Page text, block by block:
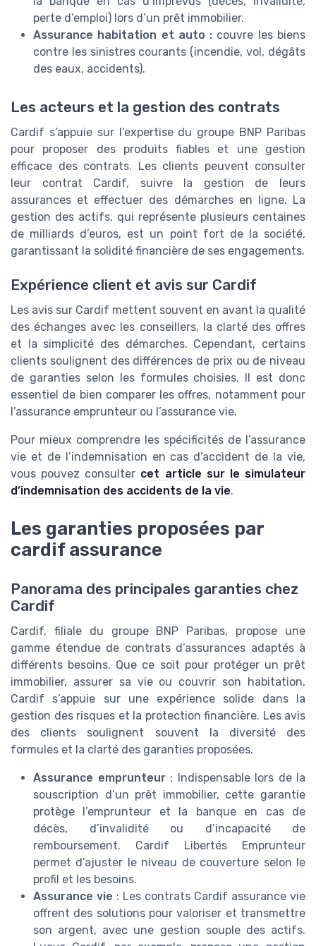
perte d’emploi) lors d’un prêt immobilier.
Assurance habitation et auto : couvre les biens
contre les sinistres courants (incendie, vol, dégâts
des eaux, accidents).
Les acteurs et la gestion des contrats
Cardif s’appuie sur l’expertise du groupe BNP Paribas
pour proposer des produits fiables et une gestion
efficace des contrats. Les clients peuvent consulter
leur contrat Cardif, suivre la gestion de leurs
assurances et effectuer des démarches en ligne. La
gestion des actifs, qui représente plusieurs centaines
de milliards d’euros, est un point fort de la société,
garantissant la solidité financière de ses engagements.
Expérience client et avis sur Cardif
Les avis sur Cardif mettent souvent en avant la qualité
des échanges avec les conseillers, la clarté des offres
et la simplicité des démarches. Cependant, certains
clients soulignent des différences de prix ou de niveau
de garanties selon les formules choisies. Il est donc
essentiel de bien comparer les offres, notamment pour
l’assurance emprunteur ou l’assurance vie.
Pour mieux comprendre les spécificités de l’assurance
vie et de l’indemnisation en cas d’accident de la vie,
vous pouvez consulter cet article sur le simulateur
d’indemnisation des accidents de la vie.
Les garanties proposées par
cardif assurance
Panorama des principales garanties chez
Cardif
Cardif, filiale du groupe BNP Paribas, propose une
gamme étendue de contrats d’assurances adaptés à
différents besoins. Que ce soit pour protéger un prêt
immobilier, assurer sa vie ou couvrir son habitation,
Cardif s’appuie sur une expérience solide dans la
gestion des risques et la protection financière. Les avis
des clients soulignent souvent la diversité des
formules et la clarté des garanties proposées.
Assurance emprunteur: Indispensable lors de la
souscription d’un prêt immobilier, cette garantie
protège l’emprunteur et la banque en cas de
décès, d’invalidité ou d’incapacité de
remboursement. Cardif Libertés Emprunteur
permet d’ajuster le niveau de couverture selon le
profil et les besoins.
Assurance vie : Les contrats Cardif assurance vie
offrent des solutions pour valoriser et transmettre
son argent, avec une gestion souple des actifs.